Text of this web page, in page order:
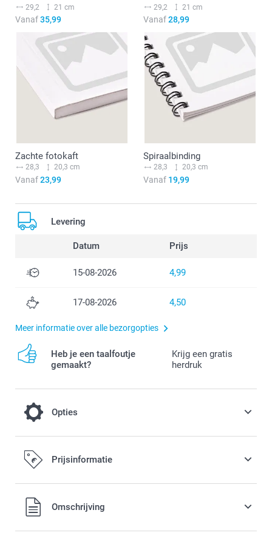
29,2 21 cm
Vanaf35,99
29,2 21 cm
Vanaf28,99
Zachte fotokaft
28,3 20,3 cm
Vanaf23,99
Spiraalbinding
28,3 20,3 cm
Vanaf19,99
Levering
Datum Prijs
15-08-2026 4,99
17-08-2026 4,50
Meer informatie over alle bezorgopties
Heb je een taalfoutje
gemaakt?
Krijg een gratis
herdruk
Opties
Maak je fotoboek nog luxueuzer door te
kiezen voor Premium glanzend of Premium
mat papier
Vanaf 0,20 / stuk
Prijsinformatie
Alle prijzen zijn in EURO (€) inclusief BTW en exclusief
verzendkosten.Omschrijving